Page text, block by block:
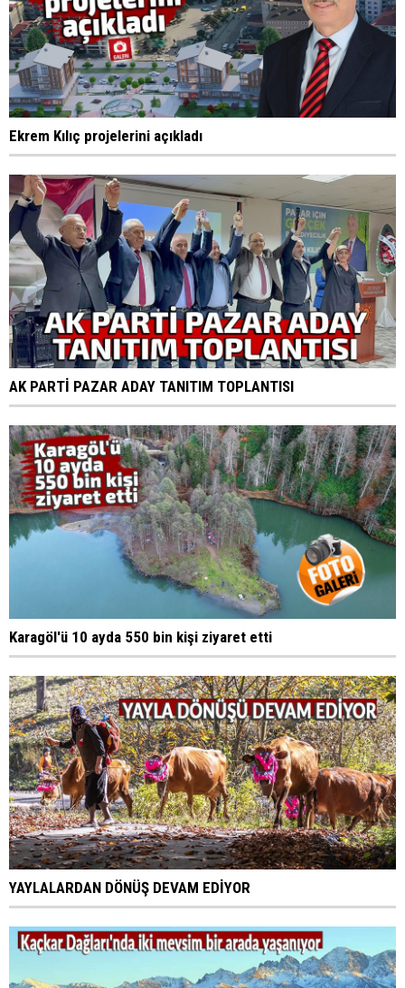
Ekrem Kılıç projelerini açıkladı
AK PARTİ PAZAR ADAY TANITIM TOPLANTISI
Karagöl'ü 10 ayda 550 bin kişi ziyaret etti
YAYLALARDAN DÖNÜŞ DEVAM EDİYOR